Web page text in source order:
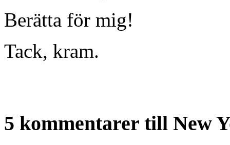
Berätta för mig!
Tack, kram.
5 kommentarer till New